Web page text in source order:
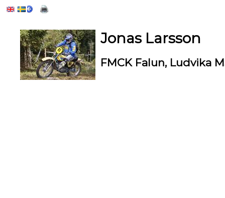
Jonas Larsson
FMCK Falun, Ludvika